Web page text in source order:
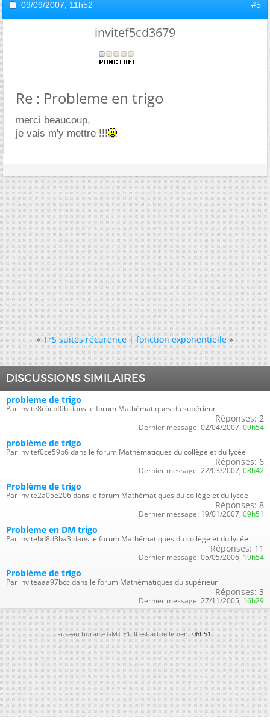
09/09/2007, 11h52 #5
invitef5cd3679
Re : Probleme en trigo
merci beaucoup,
je vais m'y mettre !!!
« T°S suites récurence|fonction exponentielle »
DISCUSSIONS SIMILAIRES
probleme de trigo
Par invite8c6cbf0b dans le forum Mathématiques du supérieur
Réponses: 2
Dernier message: 02/04/2007, 09h54
problème de trigo
Par invitef0ce59b6 dans le forum Mathématiques du collège et du lycée
Réponses: 6
Dernier message: 22/03/2007, 08h42
Problème de trigo
Par invite2a05e206 dans le forum Mathématiques du collège et du lycée
Réponses: 8
Dernier message: 19/01/2007, 09h51
Probleme en DM trigo
Par invitebd8d3ba3 dans le forum Mathématiques du collège et du lycée
Réponses: 11
Dernier message: 05/05/2006, 19h54
Problème de trigo
Par inviteaaa97bcc dans le forum Mathématiques du supérieur
Réponses: 3
Dernier message: 27/11/2005, 16h29
Fuseau horaire GMT +1. Il est actuellement06h51.